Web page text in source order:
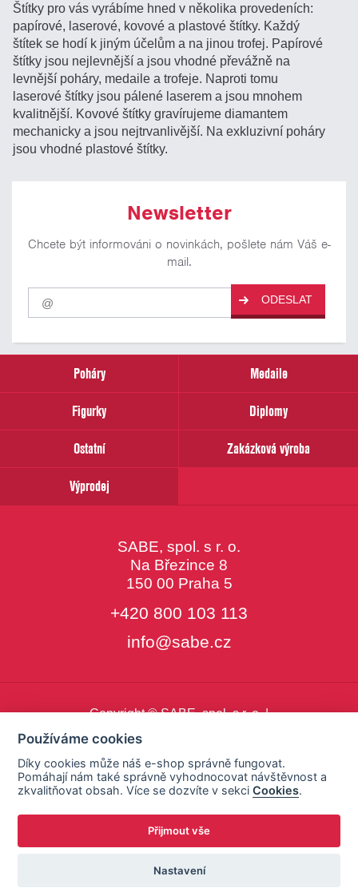
Štítky pro vás vyrábíme hned v několika provedeních:
papírové, laserové, kovové a plastové štítky. Každý
štítek se hodí k jiným účelům a na jinou trofej. Papírové
štítky jsou nejlevnější a jsou vhodné převážně na
levnější poháry, medaile a trofeje. Naproti tomu
laserové štítky jsou pálené laserem a jsou mnohem
kvalitnější. Kovové štítky gravírujeme diamantem
mechanicky a jsou nejtrvanlivější. Na exkluzivní poháry
jsou vhodné plastové štítky.
Newsletter
Chcete být informováni o novinkách, pošlete nám Váš e-
mail.
Pro
odběr
našich
email
ODESLAT
Poháry
Medaile
Figurky
Diplomy
Ostatní
Zakázková výroba
Výprodej
SABE, spol. s r. o.
Na Březince 8
150 00 Praha 5
+420 800 103 113
info@sabe.cz
Copyright © SABE, spol. s r. o. |
Používáme cookies
Díky cookies může náš e-shop správně fungovat.
Pomáhají nám také správně vyhodnocovat návštěvnost a
zkvalitňovat obsah. Více se dozvíte v sekciCookies.
Přijmout vše
Nastavení